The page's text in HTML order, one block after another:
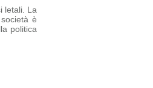
letali. La
è
politica